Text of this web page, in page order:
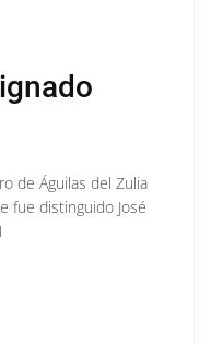
de Águilas del Zulia
fue distinguido José